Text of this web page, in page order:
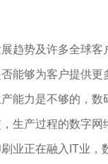
势及许多全球客
能够为客户提供
能力是不够的，
生产过程的数字
业正在融入IT业，